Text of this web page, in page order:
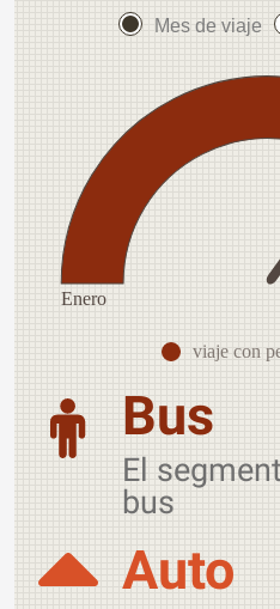
Mes de viaje
Enero
viaje con
Bus
El
bus
Auto